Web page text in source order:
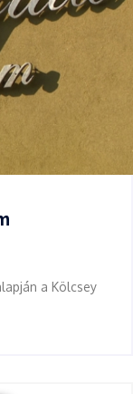
a Kölcsey